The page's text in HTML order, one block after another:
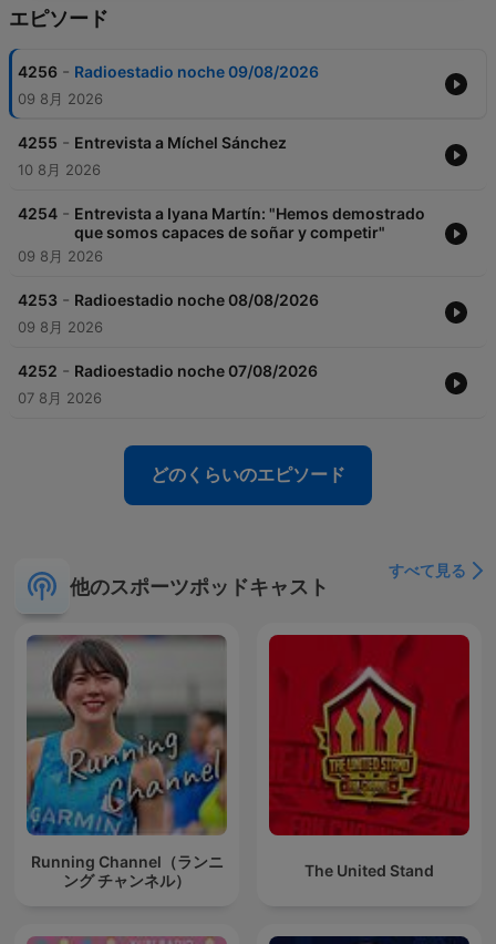
エピソード
4256 - Radioestadio noche 09/08/2026
09 8月 2026
4255 - Entrevista a Míchel Sánchez
10 8月 2026
4254 - Entrevista a Iyana Martín: "Hemos demostrado
que somos capaces de soñar y competir"
09 8月 2026
4253 - Radioestadio noche 08/08/2026
09 8月 2026
4252 - Radioestadio noche 07/08/2026
07 8月 2026
どのくらいのエピソード
他のスポーツポッドキャスト
すべて見る
Running Channel（ランニ
ング チャンネル）
The United Stand